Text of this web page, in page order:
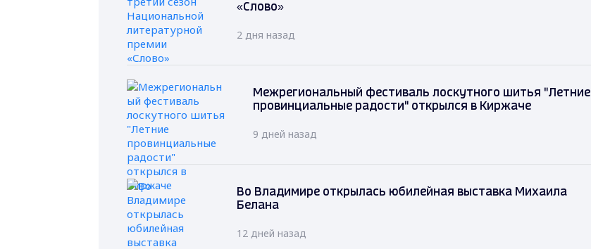
«Слово»
2 дня назад
Межрегиональный фестиваль лоскутного шитья "Летние
провинциальные радости" открылся в Киржаче
9 дней назад
Во Владимире открылась юбилейная выставка Михаила
Белана
12 дней назад